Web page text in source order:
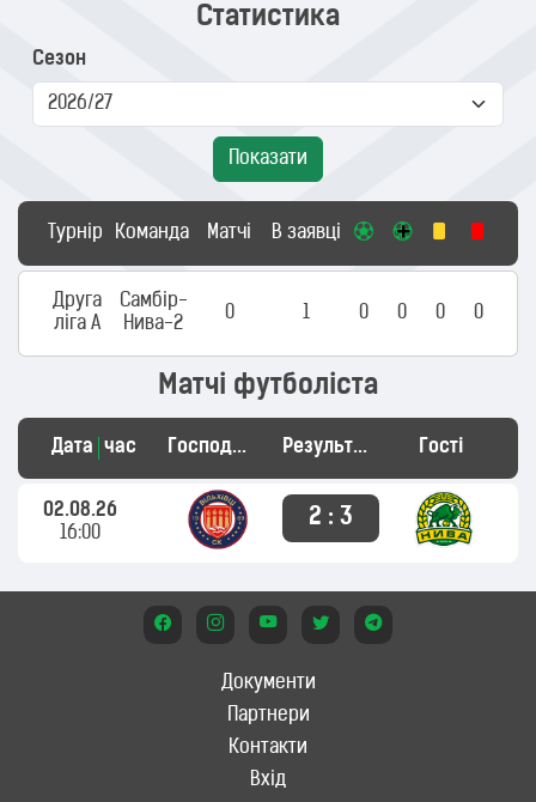
Статистика
Сезон
Показати
Турнір Команда Матчі В заявці
Друга
ліга А
Самбір-
Нива-2
0 1 0 0 0 0
Матчі футболіста
Дата час Господарі Результат Гості
02.08.26
16:00
2 : 3
Документи
Партнери
Контакти
Вхід